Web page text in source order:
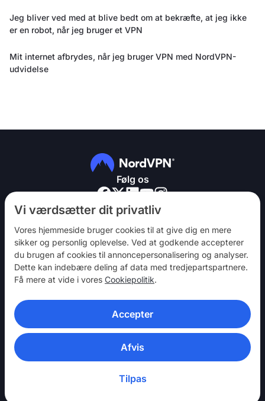
Vi værdsætter dit privatliv
Vores hjemmeside bruger cookies til at give dig en mere
sikker og personlig oplevelse. Ved at godkende accepterer
du brugen af ​​cookies til annoncepersonalisering og analyser.
Dette kan indebære deling af data med tredjepartspartnere.
Få mere at vide i vores Cookiepolitik.
Accepter
Afvis
Tilpas
Jeg bliver ved med at blive bedt om at bekræfte, at jeg ikke
er en robot, når jeg bruger et VPN
Mit internet afbrydes, når jeg bruger VPN med NordVPN-
udvidelse
Følg os
NordVPN
Vær med
Hjælp
Opdag
VPN-APPS
© 2026 Nord Security. Alle rettigheder forbeholdes